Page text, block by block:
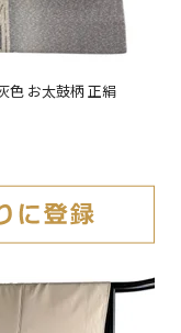
色 お太鼓柄 正絹